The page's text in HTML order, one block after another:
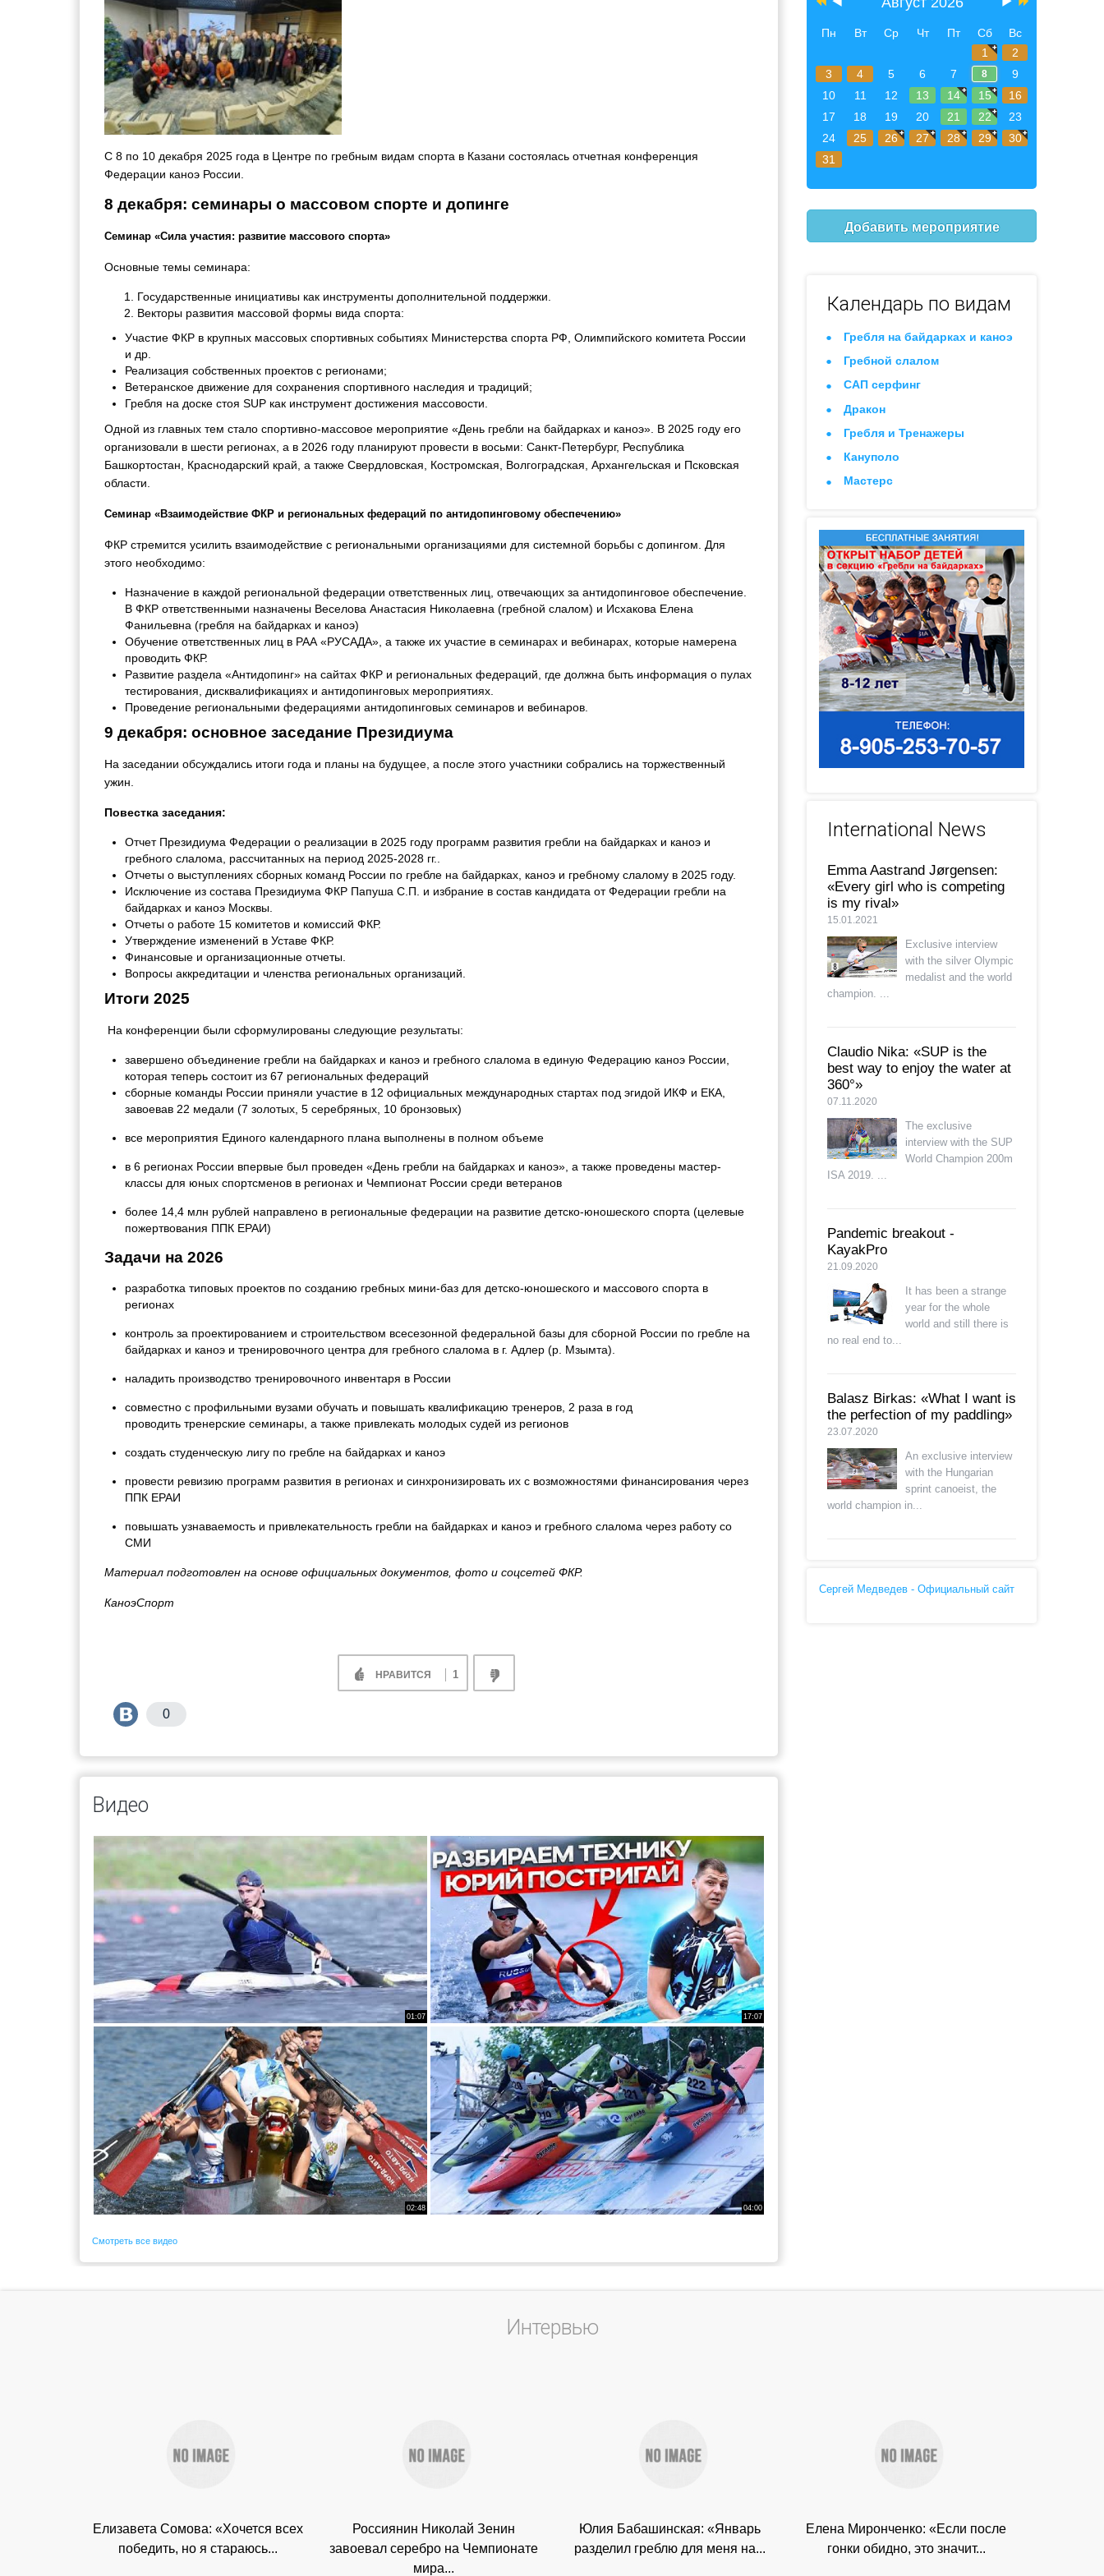
С 8 по 10 декабря 2025 года в Центре по гребным видам спорта в Казани состоялась отчетная конференция
Федерации каноэ России.
8 декабря: семинары о массовом спорте и допинге
Семинар «Сила участия: развитие массового спорта»
Основные темы семинара:
Государственные инициативы как инструменты дополнительной поддержки.
Векторы развития массовой формы вида спорта:
Участие ФКР в крупных массовых спортивных событиях Министерства спорта РФ, Олимпийского комитета России
и др.
Реализация собственных проектов с регионами;
Ветеранское движение для сохранения спортивного наследия и традиций;
Гребля на доске стоя SUP как инструмент достижения массовости.
Одной из главных тем стало спортивно-массовое мероприятие «День гребли на байдарках и каноэ». В 2025 году его
организовали в шести регионах, а в 2026 году планируют провести в восьми: Санкт-Петербург, Республика
Башкортостан, Краснодарский край, а также Свердловская, Костромская, Волгоградская, Архангельская и Псковская
области.
Семинар «Взаимодействие ФКР и региональных федераций по антидопинговому обеспечению»
ФКР стремится усилить взаимодействие с региональными организациями для системной борьбы с допингом. Для
этого необходимо:
Назначение в каждой региональной федерации ответственных лиц, отвечающих за антидопинговое обеспечение.
В ФКР ответственными назначены Веселова Анастасия Николаевна (гребной слалом) и Исхакова Елена
Фанильевна (гребля на байдарках и каноэ)
Обучение ответственных лиц в РАА «РУСАДА», а также их участие в семинарах и вебинарах, которые намерена
проводить ФКР.
Развитие раздела «Антидопинг» на сайтах ФКР и региональных федераций, где должна быть информация о пулах
тестирования, дисквалификациях и антидопинговых мероприятиях.
Проведение региональными федерациями антидопинговых семинаров и вебинаров.
9 декабря: основное заседание Президиума
На заседании обсуждались итоги года и планы на будущее, а после этого участники собрались на торжественный
ужин.
Повестка заседания:
Отчет Президиума Федерации о реализации в 2025 году программ развития гребли на байдарках и каноэ и
гребного слалома, рассчитанных на период 2025-2028 гг..
Отчеты о выступлениях сборных команд России по гребле на байдарках, каноэ и гребному слалому в 2025 году.
Исключение из состава Президиума ФКР Папуша С.П. и избрание в состав кандидата от Федерации гребли на
байдарках и каноэ Москвы.
Отчеты о работе 15 комитетов и комиссий ФКР.
Утверждение изменений в Уставе ФКР.
Финансовые и организационные отчеты.
Вопросы аккредитации и членства региональных организаций.
Итоги 2025
На конференции были сформулированы следующие результаты:
завершено объединение гребли на байдарках и каноэ и гребного слалома в единую Федерацию каноэ России,
которая теперь состоит из 67 региональных федераций
сборные команды России приняли участие в 12 официальных международных стартах под эгидой ИКФ и ЕКА,
завоевав 22 медали (7 золотых, 5 серебряных, 10 бронзовых)
все мероприятия Единого календарного плана выполнены в полном объеме
в 6 регионах России впервые был проведен «День гребли на байдарках и каноэ», а также проведены мастер-
классы для юных спортсменов в регионах и Чемпионат России среди ветеранов
более 14,4 млн рублей направлено в региональные федерации на развитие детско-юношеского спорта (целевые
пожертвования ППК ЕРАИ)
Задачи на 2026
разработка типовых проектов по созданию гребных мини-баз для детско-юношеского и массового спорта в
регионах
контроль за проектированием и строительством всесезонной федеральной базы для сборной России по гребле на
байдарках и каноэ и тренировочного центра для гребного слалома в г. Адлер (р. Мзымта).
наладить производство тренировочного инвентаря в России
совместно с профильными вузами обучать и повышать квалификацию тренеров, 2 раза в год
проводить тренерские семинары, а также привлекать молодых судей из регионов
создать студенческую лигу по гребле на байдарках и каноэ
провести ревизию программ развития в регионах и синхронизировать их с возможностями финансирования через
ППК ЕРАИ
повышать узнаваемость и привлекательность гребли на байдарках и каноэ и гребного слалома через работу со
СМИ
Материал подготовлен на основе официальных документов, фото и соцсетей ФКР.
КаноэСпорт
НРАВИТСЯ 1
0
Видео
01:07 17:07
02:48 04:00
Смотреть все видео
Пн Вт Ср Чт Пт Сб
Вс
1
2
3
4 5 6 7 8
9
10
11 12 13 14 15
16
17
18 19 20 21 22
23
24
25 26 27 28 29
30
31
Добавить мероприятие
Календарь по видам
Гребля на байдарках и каноэ
Гребной слалом
САП серфинг
Дракон
Гребля и Тренажеры
Кануполо
Мастерс
International News
Emma Aastrand Jørgensen:
«Every girl who is competing
is my rival»
15.01.2021
Exclusive interview
with the silver Olympic
medalist and the world
champion. ...
Claudio Nika: «SUP is the
best way to enjoy the water at
360°»
07.11.2020
The exclusive
interview with the SUP
World Champion 200m
ISA 2019. ...
Pandemic breakout -
KayakPro
21.09.2020
It has been a strange
year for the whole
world and still there is
no real end to...
Balasz Birkas: «What I want is
the perfection of my paddling»
23.07.2020
An exclusive interview
with the Hungarian
sprint canoeist, the
world champion in...
Сергей Медведев - Официальный сайт
Интервью
Елизавета Сомова: «Хочется всех
победить, но я стараюсь...
Россиянин Николай Зенин
завоевал серебро на Чемпионате
мира...
Юлия Бабашинская: «Январь
разделил греблю для меня на...
Елена Миронченко: «Если после
гонки обидно, это значит...